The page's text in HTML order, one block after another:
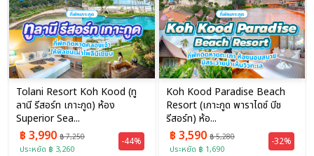
Tolani Resort Koh Kood (ทู
ลานี รีสอร์ท เกาะกูด) ห้อง
Superior Sea...
฿ 3,990 ฿ 7,250
ประหยัด ฿ 3,260
-44%
Koh Kood Paradise Beach
Resort (เกาะกูด พาราไดซ์ บีช
รีสอร์ท) ห้อ...
฿ 3,590 ฿ 5,280
ประหยัด ฿ 1,690
-32%